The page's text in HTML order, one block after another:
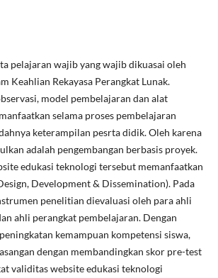
pelajaran wajib yang wajib dikuasai oleh
Keahlian Rekayasa Perangkat Lunak.
model pembelajaran dan alat
selama proses pembelajaran
keterampilan pesrta didik. Oleh karena
adalah pengembangan berbasis proyek.
edukasi teknologi tersebut memanfaatkan
Development & Dissemination). Pada
penelitian dievaluasi oleh para ahli
ahli perangkat pembelajaran. Dengan
kemampuan kompetensi siswa,
dengan membandingkan skor pre-test
validitas website edukasi teknologi